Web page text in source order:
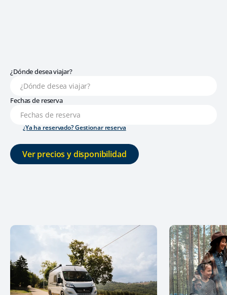
¿Dónde desea viajar?
Fechas de reserva
Ver precios y disponibilidad
¿Ya ha reservado? Gestionar reserva